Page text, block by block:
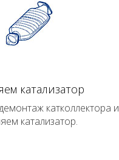
катализатор
катколлектора и
катализатор.